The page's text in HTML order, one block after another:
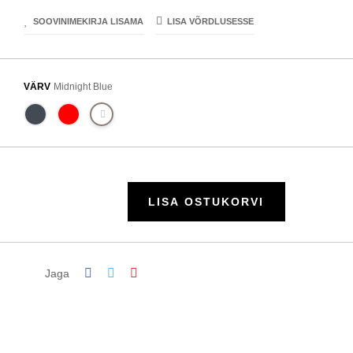
SOOVINIMEKIRJA LISAMA LISA VÕRDLUSESSE
VÄRV Midnight Blue
LISA OSTUKORVI
Jaga